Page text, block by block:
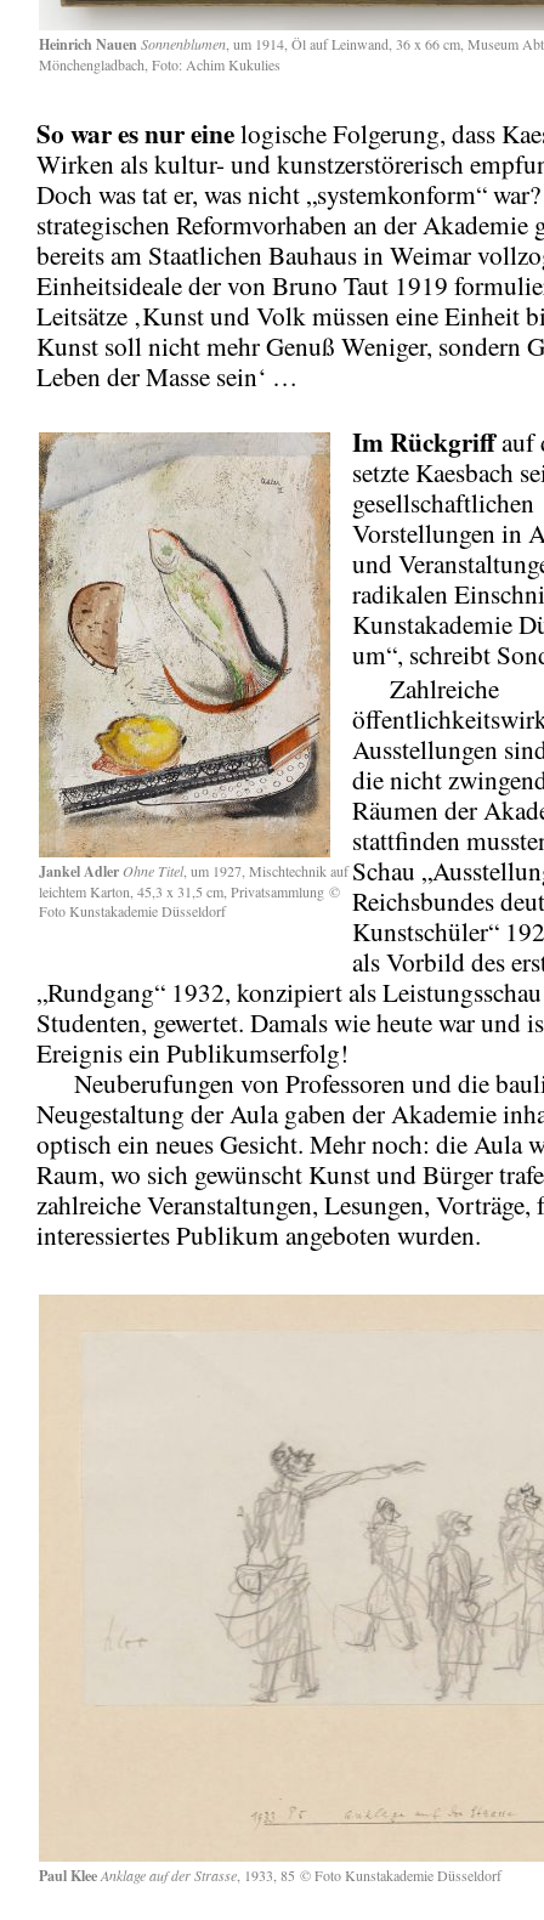
Heinrich Nauen Sonnenblumen , um 1914, Öl auf Leinwand, 36 x 66 cm, Museum
Mönchengladbach, Foto: Achim Kukulies
So war es nur einelogische Folgerung, dass
Wirken als kultur- und kunstzerstörerisch
Doch was tat er, was nicht „systemkonform“
strategischen Reformvorhaben an der Akademie
bereits am Staatlichen Bauhaus in Weimar
Einheitsideale der von Bruno Taut 1919
Leitsätze ‚Kunst und Volk müssen eine Einheit
Kunst soll nicht mehr Genuß Weniger, sondern
Leben der Masse sein‘ …
Jankel AdlerOhne Titel, um 1927, Mischtechnik auf
leichtem Karton, 45,3 x 31,5 cm, Privatsammlung ©
Foto Kunstakademie Düsseldorf
Im Rückgriffauf
setzte Kaesbach
gesellschaftlichen
Vorstellungen in
und
radikalen
Kunstakademie
um“, schreibt
Zahlreiche
Ausstellungen
die nicht
Räumen der
stattfinden
Schau
Reichsbundes
Kunstschüler“
als Vorbild des
„Rundgang“ 1932, konzipiert als
Studenten, gewertet. Damals wie heute war und
Ereignis ein Publikumserfolg!
Neuberufungen von Professoren und die
Neugestaltung der Aula gaben der Akademie
optisch ein neues Gesicht. Mehr noch: die Aula
Raum, wo sich gewünscht Kunst und Bürger
zahlreiche Veranstaltungen, Lesungen, Vorträge,
interessiertes Publikum angeboten wurden.
Paul KleeAnklage auf der Strasse , 1933, 85 © Foto Kunstakademie Düsseldorf